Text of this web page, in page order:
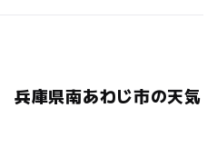
兵庫県南あわじ市の天気